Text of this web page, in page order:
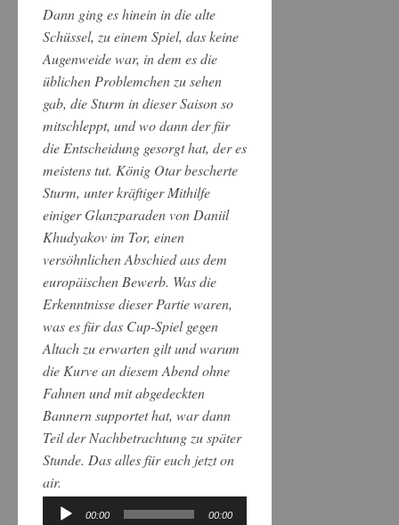
Dann ging es hinein in die alte
Schüssel, zu einem Spiel, das keine
Augenweide war, in dem es die
üblichen Problemchen zu sehen
gab, die Sturm in dieser Saison so
mitschleppt, und wo dann der für
die Entscheidung gesorgt hat, der es
meistens tut. König Otar bescherte
Sturm, unter kräftiger Mithilfe
einiger Glanzparaden von Daniil
Khudyakov im Tor, einen
versöhnlichen Abschied aus dem
europäischen Bewerb. Was die
Erkenntnisse dieser Partie waren,
was es für das Cup-Spiel gegen
Altach zu erwarten gilt und warum
die Kurve an diesem Abend ohne
Fahnen und mit abgedeckten
Bannern supportet hat, war dann
Teil der Nachbetrachtung zu später
Stunde. Das alles für euch jetzt on
air.
Audio- 00:00 00:00